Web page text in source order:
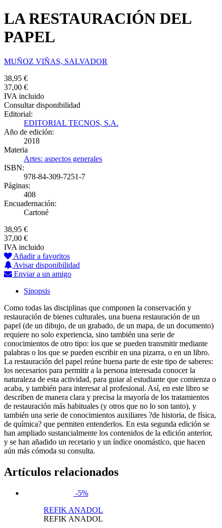
LA RESTAURACIÓN DEL
PAPEL
MUÑOZ VIÑAS, SALVADOR
38,95 €
37,00 €
IVA incluido
Consultar disponibilidad
Editorial:
EDITORIAL TECNOS, S.A.
Año de edición:
2018
Materia
Artes: aspectos generales
ISBN:
978-84-309-7251-7
Páginas:
408
Encuadernación:
Cartoné
38,95 €
37,00 €
IVA incluido
Añadir a favoritos
Avisar disponibilidad
Enviar a un amigo
Sinopsis
Como todas las disciplinas que componen la conservación y
restauración de bienes culturales, una buena restauración de un
papel (de un dibujo, de un grabado, de un mapa, de un documento)
requiere no solo experiencia, sino también una serie de
conocimientos de otro tipo: los que se pueden transmitir mediante
palabras o los que se pueden escribir en una pizarra, o en un libro.
La restauración del papel reúne buena parte de este tipo de saberes:
los necesarios para permitir a la persona interesada conocer la
naturaleza de esta actividad, para guiar al estudiante que comienza o
acaba, y también para interesar al profesional. Así, en este libro se
describen de manera clara y precisa la mayoría de los tratamientos
de restauración más habituales (y otros que no lo son tanto), y
también una serie de conocimientos auxiliares ?de historia, de física,
de química? que permiten entenderlos. En esta segunda edición se
han ampliado sustancialmente los contenidos de la edición anterior,
y se han añadido un recetario y un índice onomástico, que hacen
aún más cómoda su consulta.
Artículos relacionados
-5%
REFIK ANADOL
REFIK ANADOL